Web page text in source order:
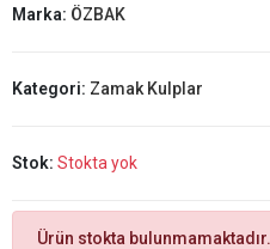
Marka: ÖZBAK
Kategori: Zamak Kulplar
Stok: Stokta yok
Ürün stokta bulunmamaktadır.